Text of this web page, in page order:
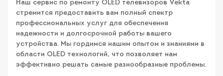
Наш сервис по ремонту OLED телевизоров Vekta
стремится предоставить вам полный спектр
профессиональных услуг для обеспечения
надежности и долгосрочной работы вашего
устройства. Мы гордимся нашим опытом и знаниями в
области OLED технологий, что позволяет нам
эффективно решать самые разнообразные проблемы.